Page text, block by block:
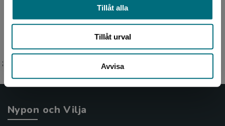
Tillåt alla
Tillåt urval
Avvisa
samt blivit hedersdoktor...
;
Nypon och Vilja